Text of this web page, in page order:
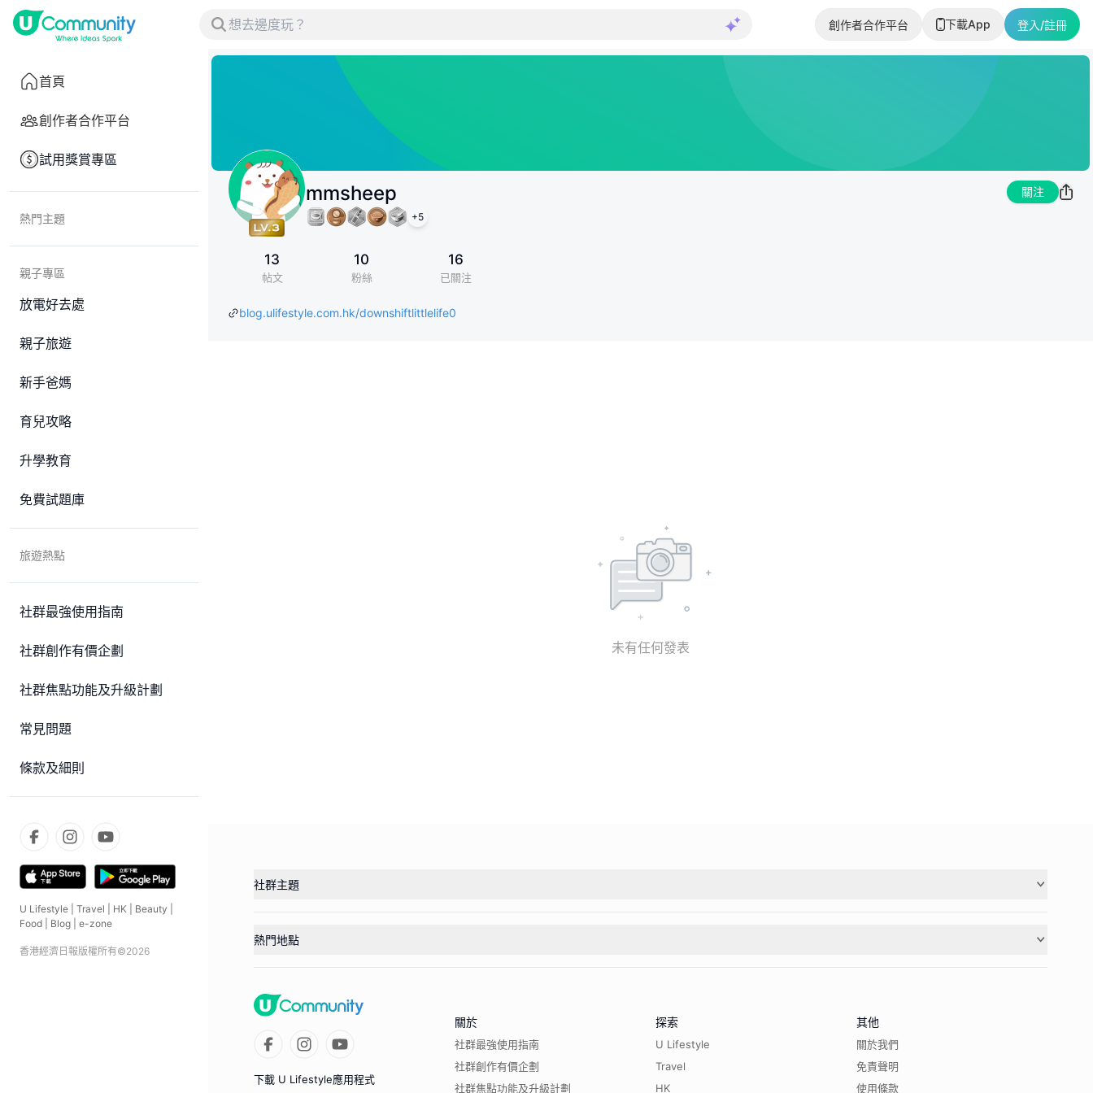
創作者合作平台 下載App 登入/註冊
首頁
創作者合作平台
試用獎賞專區
熱門主題
親子專區
放電好去處
親子旅遊
新手爸媽
育兒攻略
升學教育
免費試題庫
旅遊熱點
社群最強使用指南
社群創作有價企劃
社群焦點功能及升級計劃
常見問題
條款及細則
U Lifestyle Travel HK Beauty
Food
Blog e-zone
香港經濟日報版權所有©2026
mmsheep
+5
關注
13
帖文
10
粉絲
16
已關注
blog.ulifestyle.com.hk/downshiftlittlelife0
未有任何發表
社群主題
熱門地點
下載 U Lifestyle應用程式
關於
社群最強使用指南
社群創作有價企劃
社群焦點功能及升級計劃
探索
U Lifestyle
Travel
HK
其他
關於我們
免責聲明
使用條款